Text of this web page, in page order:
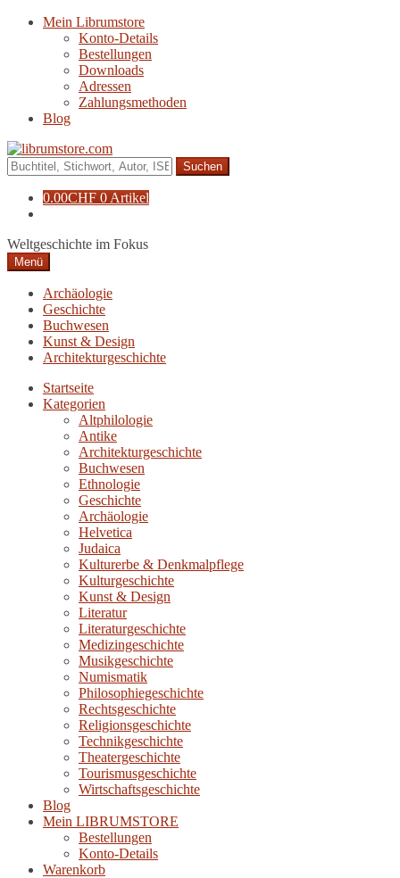
Navigation
Zum
Mein Librumstore
Konto-Details
Bestellungen
Downloads
Adressen
Zahlungsmethoden
Blog
Suche
nach:
0.00CHF 0 Artikel
Weltgeschichte im Fokus
Menü
Archäologie
Geschichte
Buchwesen
Kunst & Design
Architekturgeschichte
Startseite
Kategorien
Altphilologie
Antike
Architekturgeschichte
Buchwesen
Ethnologie
Geschichte
Archäologie
Helvetica
Judaica
Kulturerbe & Denkmalpflege
Kulturgeschichte
Kunst & Design
Literatur
Literaturgeschichte
Medizingeschichte
Musikgeschichte
Numismatik
Philosophiegeschichte
Rechtsgeschichte
Religionsgeschichte
Technikgeschichte
Theatergeschichte
Tourismusgeschichte
Wirtschaftsgeschichte
Blog
Mein LIBRUMSTORE
Bestellungen
Konto-Details
Warenkorb